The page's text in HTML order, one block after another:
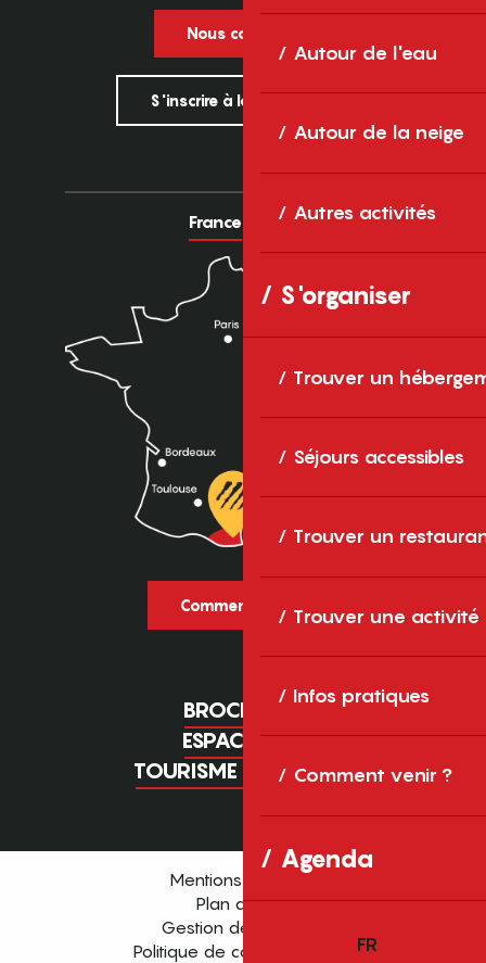
Autour de l'eau
Autour de la neige
Autres activités
S'organiser
Trouver un
Séjours accessibles
Trouver un
Trouver une activité
Infos pratiques
Comment venir ?
Agenda
FR
Nous contacter
S'inscrire à la newsletter
France Europe
Comment venir ?
BROCHURES
ESPACE PRO
TOURISME D'AFFAIRES
Mentions légales
Plan du site
Gestion des cookies
Politique de confidentialité